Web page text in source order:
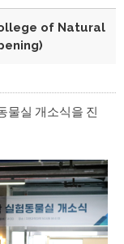
of Natural
물실 개소식을 진